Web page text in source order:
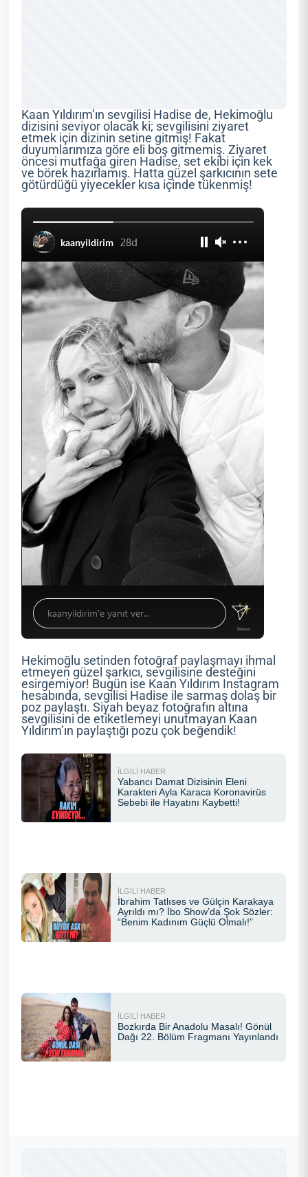
Kaan Yıldırım’ın sevgilisi Hadise de, Hekimoğlu
dizisini seviyor olacak ki; sevgilisini ziyaret
etmek için dizinin setine gitmiş! Fakat
duyumlarımıza göre eli boş gitmemiş. Ziyaret
öncesi mutfağa giren Hadise, set ekibi için kek
ve börek hazırlamış. Hatta güzel şarkıcının sete
götürdüğü yiyecekler kısa içinde tükenmiş!
Hekimoğlu setinden fotoğraf paylaşmayı ihmal
etmeyen güzel şarkıcı, sevgilisine desteğini
esirgemiyor! Bugün ise Kaan Yıldırım Instagram
hesabında, sevgilisi Hadise ile sarmaş dolaş bir
poz paylaştı. Siyah beyaz fotoğrafın altına
sevgilisini de etiketlemeyi unutmayan Kaan
Yıldırım’ın paylaştığı pozu çok beğendik!